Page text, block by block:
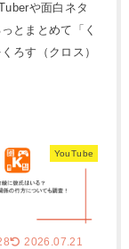
や面白ネタ
とまとめて「く
ろす（クロス）
YouTube
2026.07.21